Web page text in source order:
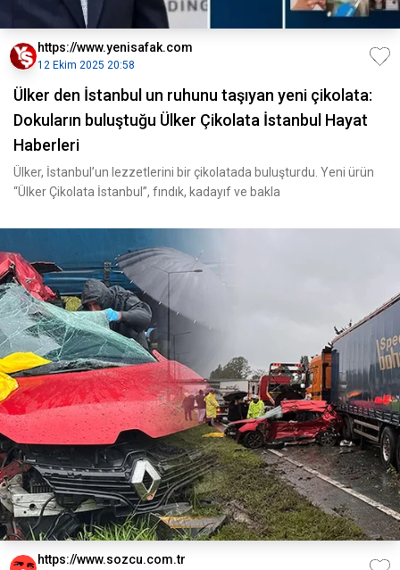
https://www.yenisafak.com
12 Ekim 2025 20:58
Ülker den İstanbul un ruhunu taşıyan yeni çikolata:
Dokuların buluştuğu Ülker Çikolata İstanbul Hayat
Haberleri
Ülker, İstanbul’un lezzetlerini bir çikolatada buluşturdu. Yeni ürün
“Ülker Çikolata İstanbul”, fındık, kadayıf ve bakla
https://www.sozcu.com.tr